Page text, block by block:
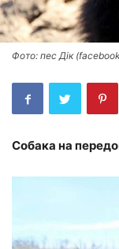
Фото: пес Дік
Собака на